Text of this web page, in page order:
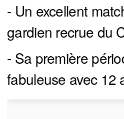
- Un excellent
gardien recrue du
- Sa première
fabuleuse avec 12